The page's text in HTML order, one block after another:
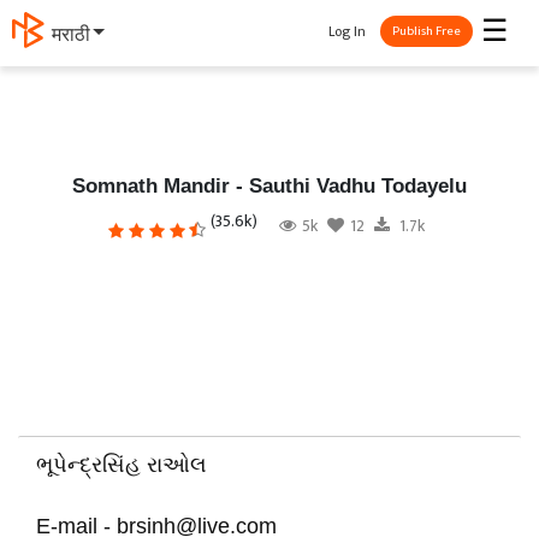
मराठी ☰
Log In Publish Free
Somnath Mandir - Sauthi Vadhu Todayelu
(35.6k) 5k 12 1.7k
ભૂપેન્દ્રસિંહ રાઓલ
E-mail - brsinh@live.com